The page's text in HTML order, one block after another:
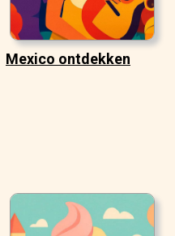
Mexico ontdekken